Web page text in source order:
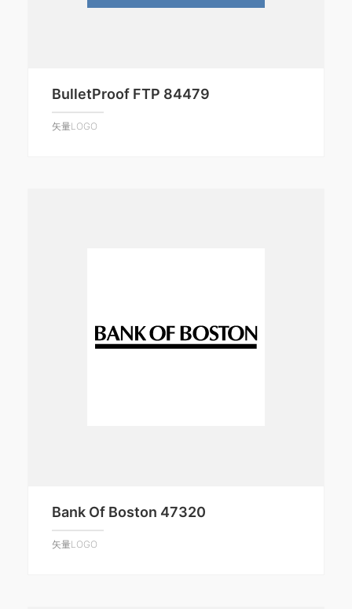
BulletProof FTP 84479
矢量LOGO
Bank Of Boston 47320
矢量LOGO